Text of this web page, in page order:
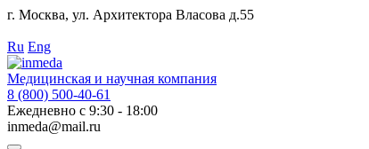
г. Москва, ул. Архитектора Власова д.55
Ru Eng
Медицинская и научная компания
8 (800) 500-40-61
Ежедневно с 9:30 - 18:00
inmeda@mail.ru